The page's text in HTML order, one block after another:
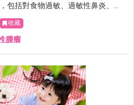
包括對食物過敏、過敏性鼻炎、氣
、類風濕性關節炎、發炎性腸病，
，均可能增加。
收藏
腫瘤